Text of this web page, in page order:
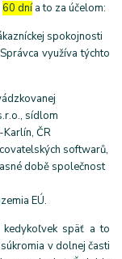
60 dnía to za účelom:
spokojnosti
využíva týchto
sídlom
ČR
softwarů,
době společnost
EÚ.
späť a to
v dolnej časti